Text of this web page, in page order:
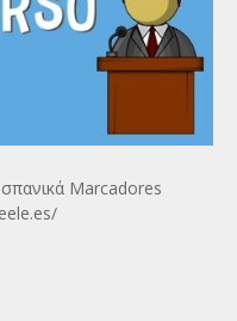
Marcadores